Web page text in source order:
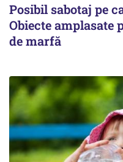
Posibil sabotaj pe
Obiecte amplasate
de marfă